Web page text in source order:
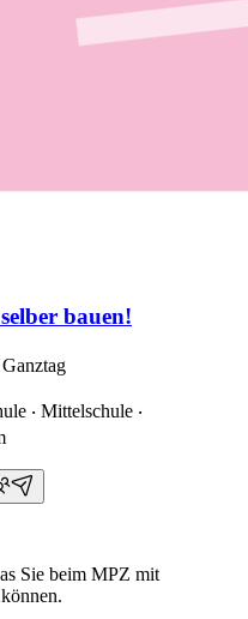
bauen!
‧ Mittelschule ‧
Sie beim MPZ mit